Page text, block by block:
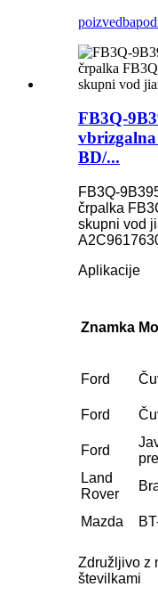
poizvedba
FB3Q-
BD/...
FB3Q-
črpalka
skupni vod
Aplikacije
Znamka
Ford
Ford
Ford
Land
Rover
Mazda
Združljivo z
številkami